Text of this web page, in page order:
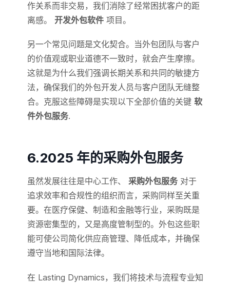
作关系而非交易，我们消除了经常困扰客户的距
离感。 开发外包软件项目。
另一个常见问题是文化契合。当外包团队与客户
的价值观或职业道德不一致时，就会产生摩擦。
这就是为什么我们强调长期关系和共同的敏捷方
法，确保我们的外包开发人员与客户团队无缝整
合。克服这些障碍是实现以下全部价值的关键 软
件外包服务.
6.2025 年的采购外包服务
虽然发展往往是中心工作、 采购外包服务对于
追求效率和合规性的组织而言，采购同样至关重
要。在医疗保健、制造和金融等行业，采购既是
资源密集型的，又是高度管制型的。外包这些职
能可使公司简化供应商管理、降低成本，并确保
遵守当地和国际法律。
在 Lasting Dynamics，我们将技术与流程专业知